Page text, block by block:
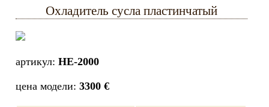
Охладитель сусла пластинчатый
артикул:HE-2000
цена модели:3300 €